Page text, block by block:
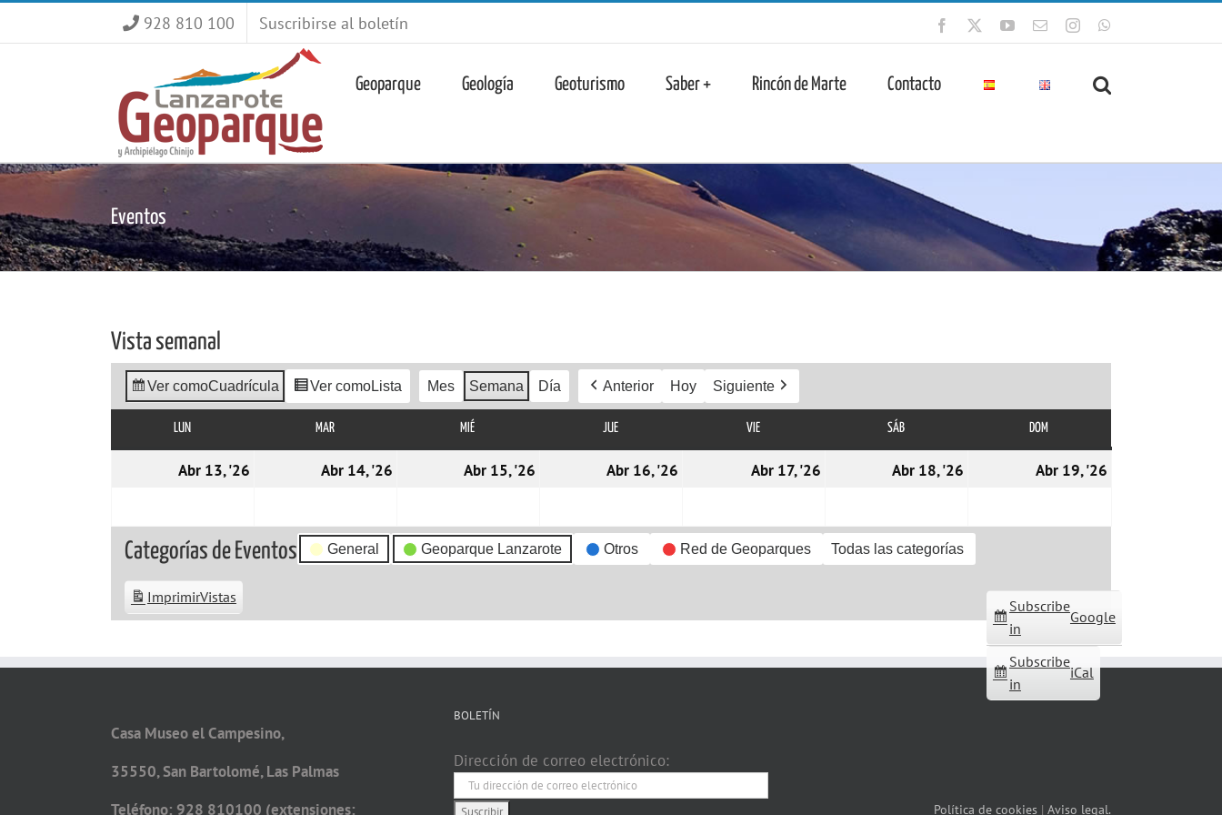
928 810 100 Suscribirse al boletín Facebook YouTube
CorreoInstagram
Geoparque Geología Geoturismo Saber + Rincón de Marte Contacto
Eventos
Vista semanal
Ver comoCuadrícula Ver comoLista Mes Semana Día Anterior Hoy Siguiente
LUNLUNES MARMARTES MIÉ JUEJUEVES VIEVIERNES SÁBSÁBADO DOM
Abr 13, '26 13/04/2026Abr 14, '26 14/04/2026Abr 15, '26 15/04/2026Abr 16, '26 16/04/2026Abr 17, '26 17/04/2026Abr 18, '26 18/04/2026Abr 19, '26
Categorías de Eventos General Geoparque Lanzarote Otros Red de Geoparques Todas las categorías
Subscribe
in
Google
Subscribe
in
iCal
ImprimirVistas
Casa Museo el Campesino,
35550, San Bartolomé, Las Palmas
Teléfono: 928 810100 (extensiones:
BOLETÍN
Dirección de correo electrónico:
Política de cookies | Aviso legal.